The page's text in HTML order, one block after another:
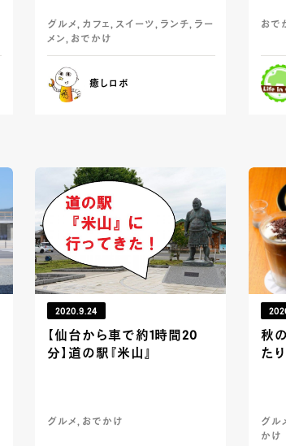
グルメ, カフェ, スイーツ, ランチ, ラー
メン, おでかけ
癒しロボ
おで
2020.9.24
【仙台から車で約1時間20
分】道の駅『米山』
グルメ, おでかけ
秋
た
グル
かけ